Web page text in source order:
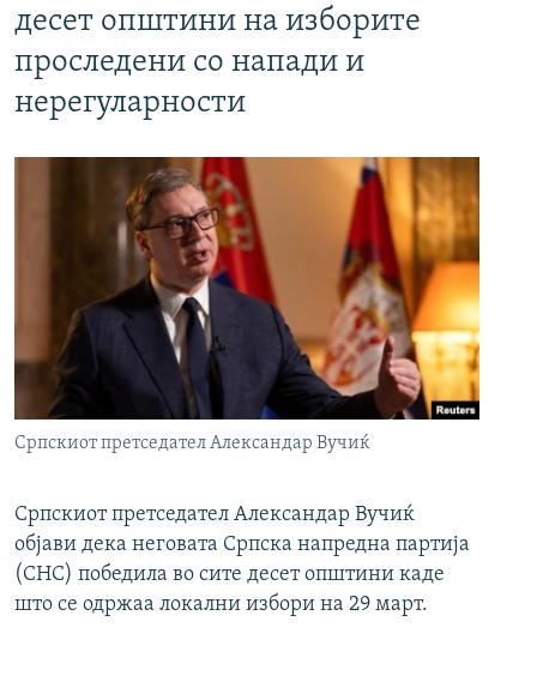
десет општини на изборите
проследени со напади и
нерегуларности
Српскиот претседател Александар Вучиќ
Српскиот претседател Александар Вучиќ
објави дека неговата Српска напредна партија
(СНС) победила во сите десет општини каде
што се одржаа локални избори на 29 март.